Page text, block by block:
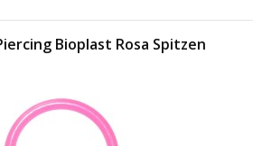
Bioplast Rosa Spitzen